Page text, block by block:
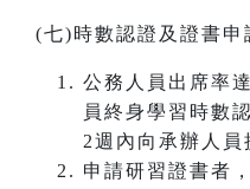
(七)時數認證及證書申
公務人員出席率
員終身學習時數
2週內向承辦人員
申請研習證書者